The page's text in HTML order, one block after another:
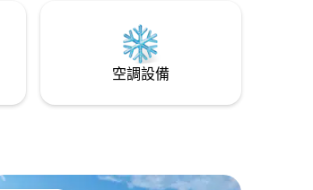
空調設備